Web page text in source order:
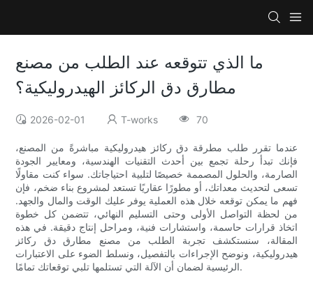
ما الذي تتوقعه عند الطلب من مصنع
مطارق دق الركائز الهيدروليكية؟
2026-02-01 T-works 70
عندما تقرر طلب مطرقة دق ركائز هيدروليكية مباشرةً من المصنع،
فإنك تبدأ رحلة تجمع بين أحدث التقنيات الهندسية، ومعايير الجودة
الصارمة، والحلول المصممة خصيصًا لتلبية احتياجاتك. سواء كنت مقاولًا
تسعى لتحديث معداتك، أو مطورًا عقاريًا تستعد لمشروع بناء ضخم، فإن
فهم ما يمكن توقعه خلال هذه العملية يوفر عليك الوقت والمال والجهد.
من لحظة التواصل الأولى وحتى التسليم النهائي، تتضمن كل خطوة
اتخاذ قرارات حاسمة، واستشارات فنية، ومراحل إنتاج دقيقة. في هذه
المقالة، سنستكشف تجربة الطلب من مصنع مطارق دق ركائز
هيدروليكية، ونوضح الإجراءات بالتفصيل، ونسلط الضوء على الاعتبارات
الرئيسية لضمان أن الآلة التي تستلمها تلبي توقعاتك تمامًا.